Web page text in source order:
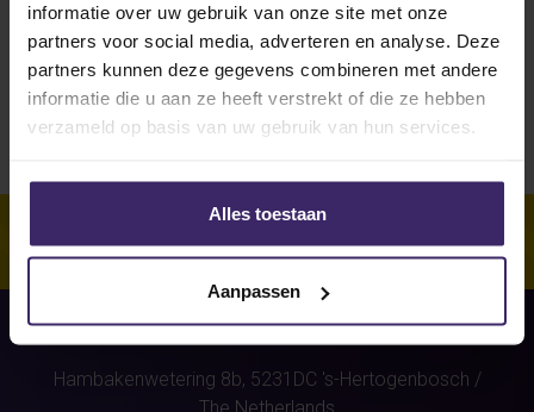
informatie over uw gebruik van onze site met onze
partners voor social media, adverteren en analyse. Deze
partners kunnen deze gegevens combineren met andere
informatie die u aan ze heeft verstrekt of die ze hebben
verzameld op basis van uw gebruik van hun services.
Alles toestaan
Aanpassen
Unfortunately, for this athlete
(Bas Gozeling)were no stories
found.
Hambakenwetering 8b, 5231DC 's-Hertogenbosch /